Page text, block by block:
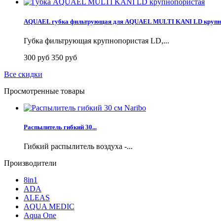
AQUAEL губка фильтрующая для AQUAEL MULTI KANI LD
Губка фильтрующая крупнопористая LD,...
300 руб 350 руб
Все скидки
Просмотренные товары
Распылитель гибкий 30...
Гибкий распылитель воздуха -...
Производители
8in1
ADA
ALEAS
AQUA MEDIC
Aqua One